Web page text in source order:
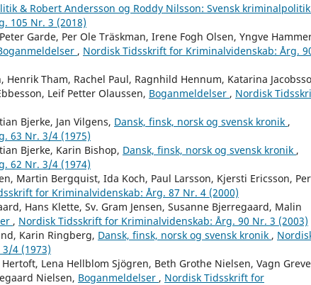
& Robert Andersson og Roddy Nilsson: Svensk kriminalpolitik
105 Nr. 3 (2018)
Garde, Per Ole Träskman, Irene Fogh Olsen, Yngve
, Nordisk Tidsskrift for Kriminalvidenskab: Årg.
Henrik Tham, Rachel Paul, Ragnhild Hennum, Katarina
Leif Petter Olaussen, Boganmeldelser , Nordisk
Bjerke, Jan Vilgens, Dansk, finsk, norsk og svensk kronik ,
63 Nr. 3/4 (1975)
Bjerke, Karin Bishop, Dansk, finsk, norsk og svensk kronik ,
62 Nr. 3/4 (1974)
Martin Bergquist, Ida Koch, Paul Larsson, Kjersti Ericsson, Per
for Kriminalvidenskab: Årg. 87 Nr. 4 (2000)
Hans Klette, Sv. Gram Jensen, Susanne Bjerregaard, Malin
, Nordisk Tidsskrift for Kriminalvidenskab: Årg. 90 Nr. 3 (2003)
Karin Ringberg, Dansk, finsk, norsk og svensk kronik ,
4 (1973)
Lena Hellblom Sjögren, Beth Grothe Nielsen, Vagn
Nielsen, Boganmeldelser , Nordisk Tidsskrift for